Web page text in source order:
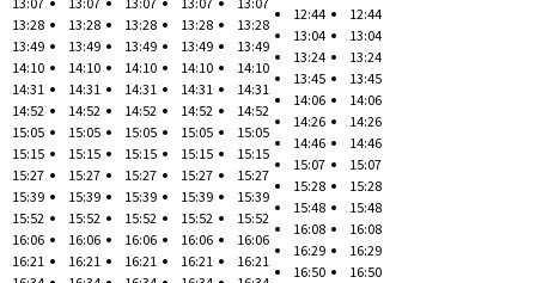
13:28
13:49
14:10
14:31
14:52
15:05
15:15
15:27
15:39
15:52
16:06
16:21
13:28
13:49
14:10
14:31
14:52
15:05
15:15
15:27
15:39
15:52
16:06
16:21
13:28
13:49
14:10
14:31
14:52
15:05
15:15
15:27
15:39
15:52
16:06
16:21
13:28
13:49
14:10
14:31
14:52
15:05
15:15
15:27
15:39
15:52
16:06
16:21
13:28
13:49
14:10
14:31
14:52
15:05
15:15
15:27
15:39
15:52
16:06
16:21
12:44
13:04
13:24
13:45
14:06
14:26
14:46
15:07
15:28
15:48
16:08
16:29
16:50
12:44
13:04
13:24
13:45
14:06
14:26
14:46
15:07
15:28
15:48
16:08
16:29
16:50